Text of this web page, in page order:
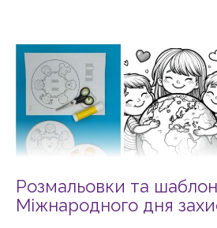
Розмальовки та
Міжнародного дня